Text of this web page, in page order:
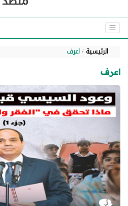
الرئيسية اعرف
اعرف